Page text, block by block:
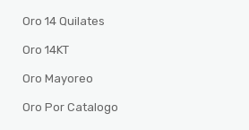
Oro 14 Quilates
Oro 14KT
Oro Mayoreo
Oro Por Catalogo